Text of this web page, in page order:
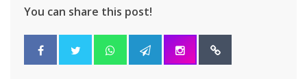
You can share this post!